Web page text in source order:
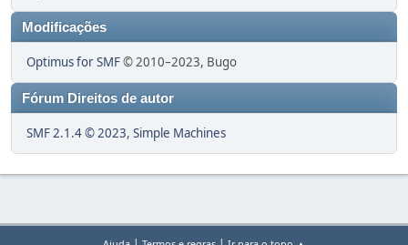
Modificações
Optimus for SMF© 2010–2023, Bugo
Fórum Direitos de autor
SMF 2.1.4 © 2023, Simple Machines